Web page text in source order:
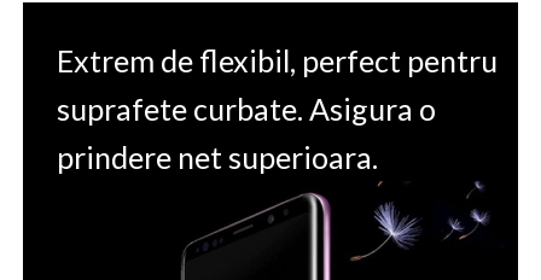
Extrem de flexibil, perfect pentru
suprafete curbate. Asigura o
prindere net superioara.